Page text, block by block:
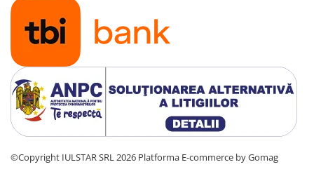
©Copyright IULSTAR SRL 2026 Platforma E-commerce by Gomag